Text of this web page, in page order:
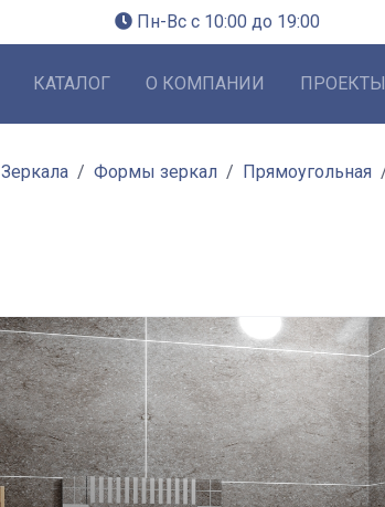
Пн-Вс с 10:00 до 19:00
КАТАЛОГ О КОМПАНИИ ПРОЕКТЫ
Зеркала Формы зеркал Прямоугольная